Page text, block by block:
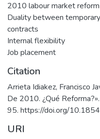
2010 labour market reform
Duality between
contracts
Internal flexibility
Job placement
Citation
Arrieta Idiakez, Francisco
De 2010. ¿Qué
95. https://doi.org/
URI